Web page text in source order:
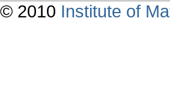
© 2010 Institute of